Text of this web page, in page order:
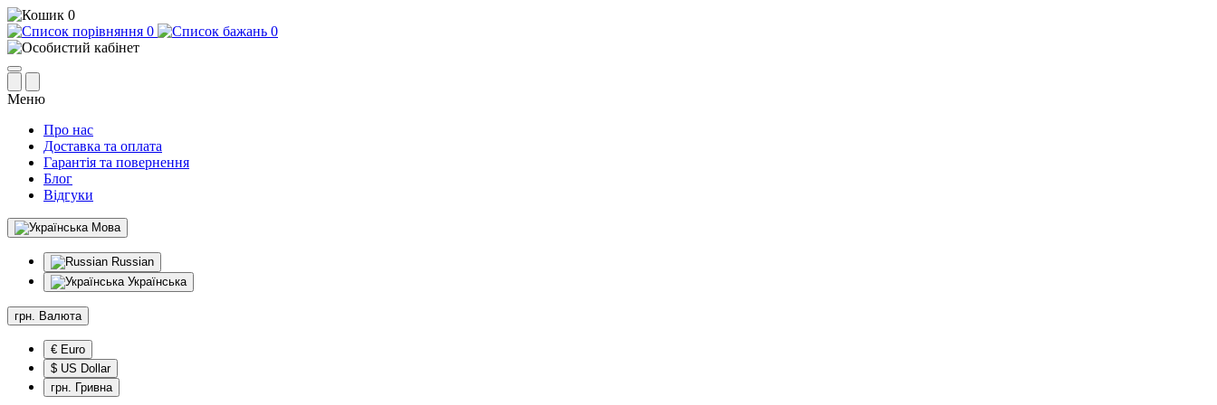
0
0
0
Меню
Про нас
Доставка та оплата
Гарантія та повернення
Блог
Відгуки
Мова
Russian
Українська
грн. Валюта
€ Euro
$ US Dollar
грн. Гривна